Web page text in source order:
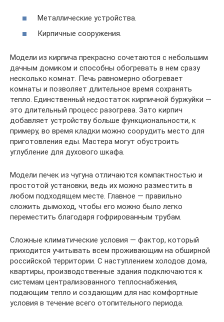
Металлические устройства.
Кирпичные сооружения.
Модели из кирпича прекрасно сочетаются с небольшим
дачным домиком и способны обогревать в нем сразу
несколько комнат. Печь равномерно обогревает
комнаты и позволяет длительное время сохранять
тепло. Единственный недостаток кирпичной буржуйки —
это длительный процесс разогрева. Зато кирпич
добавляет устройству больше функциональности, к
примеру, во время кладки можно соорудить место для
приготовления еды. Мастера могут обустроить
углубление для духового шкафа.
Модели печек из чугуна отличаются компактностью и
простотой установки, ведь их можно разместить в
любом подходящем месте. Главное — правильно
сложить дымоход, чтобы его можно было легко
переместить благодаря гофрированным трубам.
Сложные климатические условия — фактор, который
приходится учитывать всем проживающим на обширной
российской территории. С наступлением холодов дома,
квартиры, производственные здания подключаются к
системам централизованного теплоснабжения,
подающим тепло и создающим для нас комфортные
условия в течение всего отопительного периода.